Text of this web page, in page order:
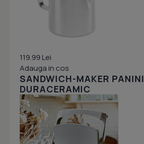
119.99 Lei
Adauga in cos
SANDWICH-MAKER PANINI
DURACERAMIC